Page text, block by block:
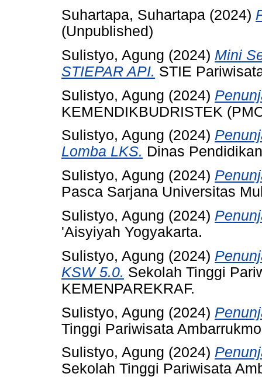
Suhartapa, Suhartapa (2024)
(Unpublished)
Sulistyo, Agung (2024) Mini
STIEPAR API. STIE
Sulistyo, Agung (2024)
KEMENDIKBUDRISTEK
Sulistyo, Agung (2024)
Lomba LKS. Dinas
Sulistyo, Agung (2024)
Pasca Sarjana Universitas
Sulistyo, Agung (2024)
'Aisyiyah Yogyakarta.
Sulistyo, Agung (2024)
KSW 5.0. Sekolah Tinggi
KEMENPAREKRAF.
Sulistyo, Agung (2024)
Tinggi Pariwisata
Sulistyo, Agung (2024)
Sekolah Tinggi Pariwisata